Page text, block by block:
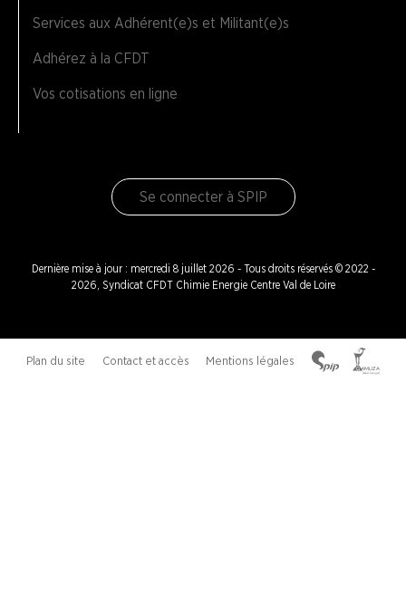
Services aux Adhérent(e)s et Militant(e)s
Adhérez à la CFDT
Vos cotisations en ligne
Se connecter à SPIP
Dernière mise à jour : mercredi 8 juillet 2026 - Tous droits réservés © 2022 -
2026, Syndicat CFDT Chimie Energie Centre Val de Loire
Plan du site Contact et accès Mentions légales